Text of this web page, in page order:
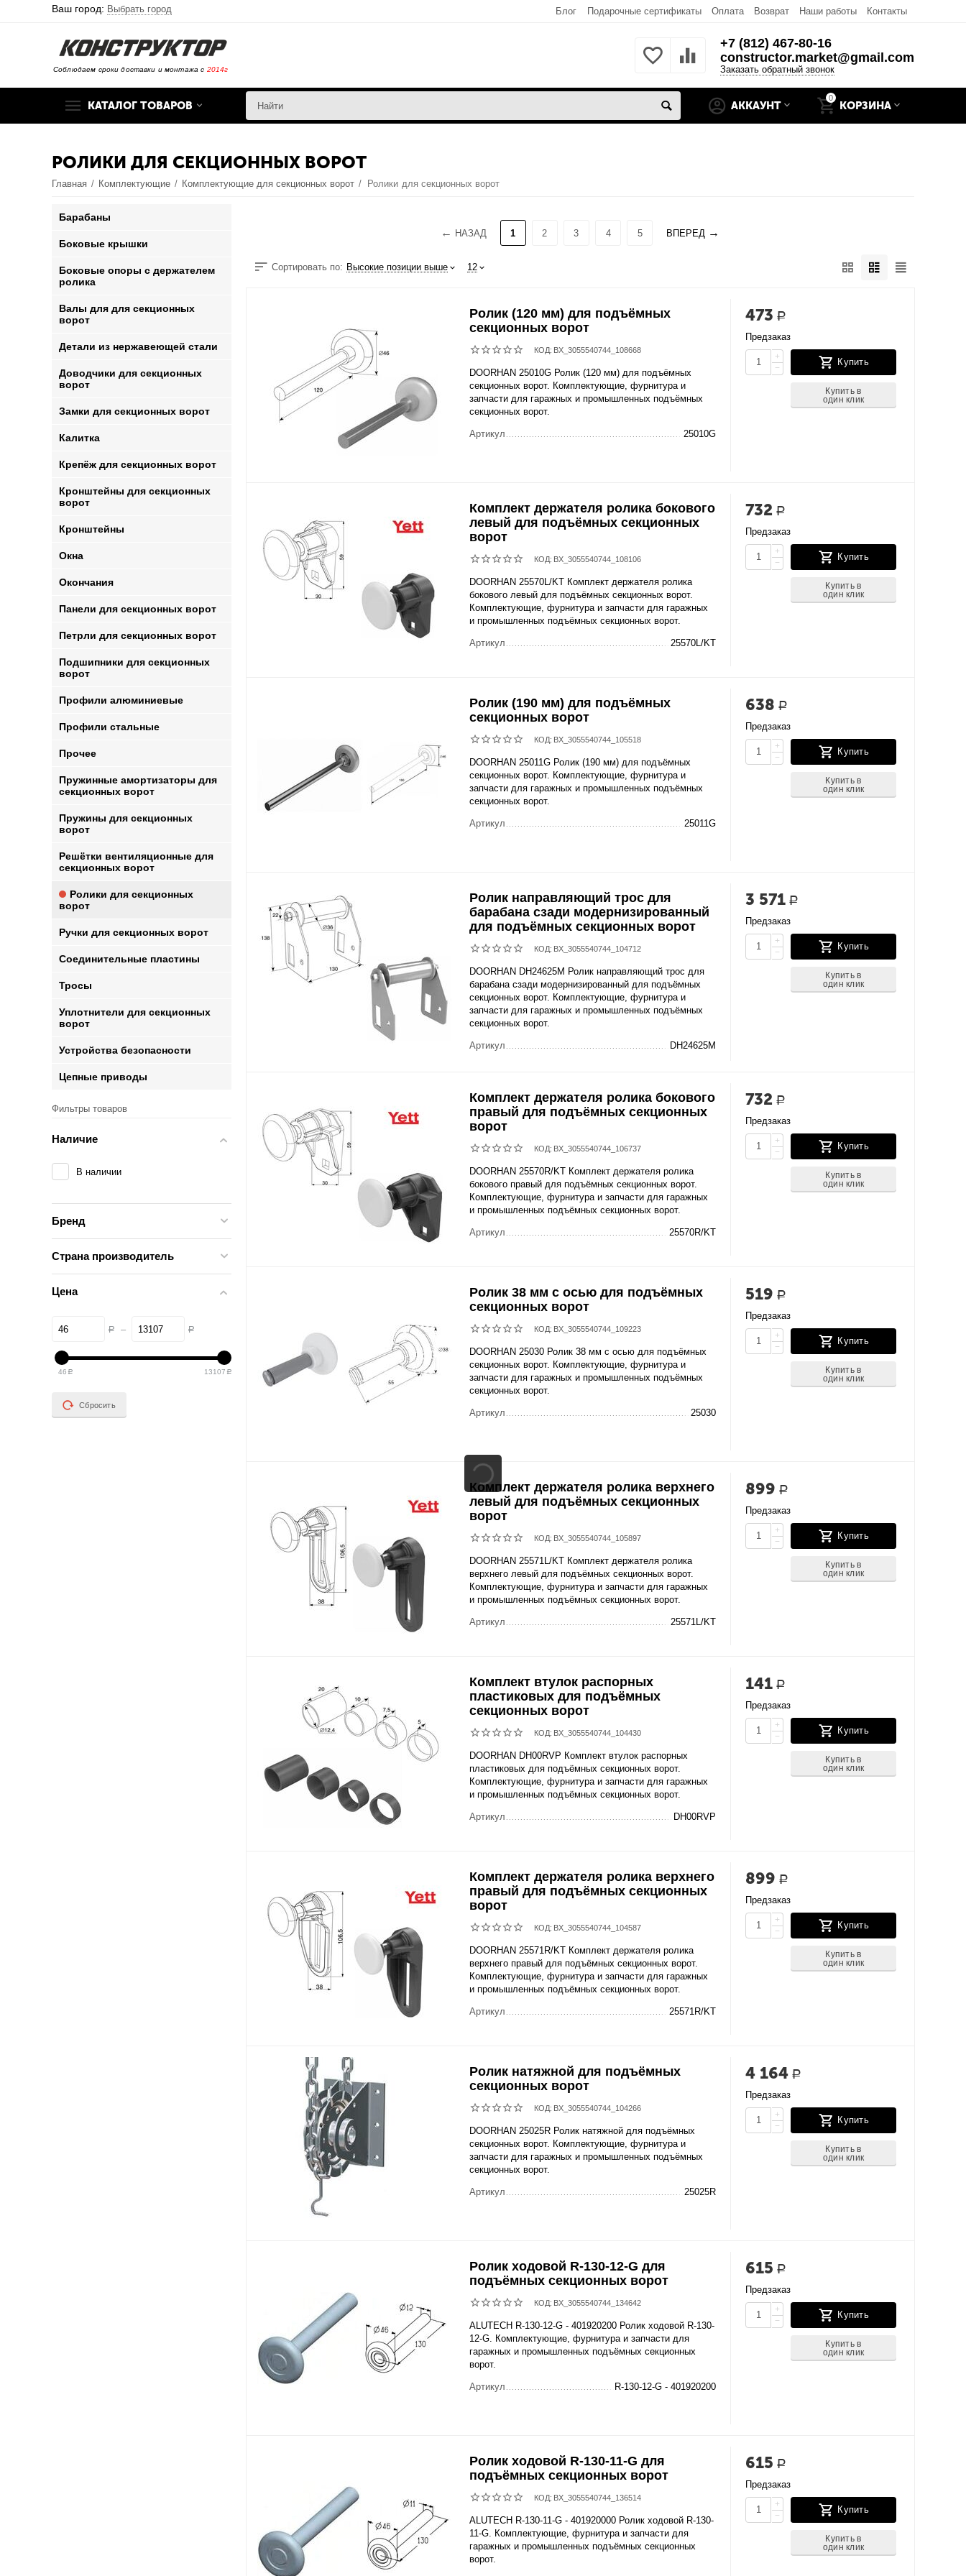
Ваш город: Выбрать город Блог Подарочные сертификаты Оплата Возврат Наши работы Контакты
Соблюдаем сроки доставки и монтажа с 2014г
+7 (812) 467-80-16
constructor.market@gmail.com
Заказать обратный звонок
КАТАЛОГ ТОВАРОВ
0
КОРЗИНА
АККАУНТ
РОЛИКИ ДЛЯ СЕКЦИОННЫХ ВОРОТ
Главная / Комплектующие / Комплектующие для секционных ворот / Ролики для секционных ворот
НАЗАД 1 2 3 4 5 ВПЕРЕД
Сортировать по: Высокие позиции выше 12
Ролик (120 мм) для подъёмных
секционных ворот
КОД: BX_3055540744_108668
DOORHAN 25010G Ролик (120 мм) для подъёмных
секционных ворот. Комплектующие, фурнитура и
запчасти для гаражных и промышленных подъёмных
секционных ворот.
Артикул 25010G
473 Р
Предзаказ
+
−
Купить
Купить в
один клик
Комплект держателя ролика бокового
левый для подъёмных секционных
ворот
КОД: BX_3055540744_108106
DOORHAN 25570L/KT Комплект держателя ролика
бокового левый для подъёмных секционных ворот.
Комплектующие, фурнитура и запчасти для гаражных
и промышленных подъёмных секционных ворот.
Артикул 25570L/KT
732 Р
Предзаказ
+
−
Купить
Купить в
один клик
Ролик (190 мм) для подъёмных
секционных ворот
КОД: BX_3055540744_105518
DOORHAN 25011G Ролик (190 мм) для подъёмных
секционных ворот. Комплектующие, фурнитура и
запчасти для гаражных и промышленных подъёмных
секционных ворот.
Артикул 25011G
638 Р
Предзаказ
+
−
Купить
Купить в
один клик
Ролик направляющий трос для
барабана сзади модернизированный
для подъёмных секционных ворот
КОД: BX_3055540744_104712
DOORHAN DH24625M Ролик направляющий трос для
барабана сзади модернизированный для подъёмных
секционных ворот. Комплектующие, фурнитура и
запчасти для гаражных и промышленных подъёмных
секционных ворот.
Артикул DH24625M
3 571 Р
Предзаказ
+
−
Купить
Купить в
один клик
Комплект держателя ролика бокового
правый для подъёмных секционных
ворот
КОД: BX_3055540744_106737
DOORHAN 25570R/KT Комплект держателя ролика
бокового правый для подъёмных секционных ворот.
Комплектующие, фурнитура и запчасти для гаражных
и промышленных подъёмных секционных ворот.
Артикул 25570R/KT
732 Р
Предзаказ
+
−
Купить
Купить в
один клик
Ролик 38 мм с осью для подъёмных
секционных ворот
КОД: BX_3055540744_109223
DOORHAN 25030 Ролик 38 мм с осью для подъёмных
секционных ворот. Комплектующие, фурнитура и
запчасти для гаражных и промышленных подъёмных
секционных ворот.
Артикул 25030
519 Р
Предзаказ
+
−
Купить
Купить в
один клик
Комплект держателя ролика верхнего
левый для подъёмных секционных
ворот
КОД: BX_3055540744_105897
DOORHAN 25571L/KT Комплект держателя ролика
верхнего левый для подъёмных секционных ворот.
Комплектующие, фурнитура и запчасти для гаражных
и промышленных подъёмных секционных ворот.
Артикул 25571L/KT
899 Р
Предзаказ
+
−
Купить
Купить в
один клик
Комплект втулок распорных
пластиковых для подъёмных
секционных ворот
КОД: BX_3055540744_104430
DOORHAN DH00RVP Комплект втулок распорных
пластиковых для подъёмных секционных ворот.
Комплектующие, фурнитура и запчасти для гаражных
и промышленных подъёмных секционных ворот.
Артикул DH00RVP
141 Р
Предзаказ
+
−
Купить
Купить в
один клик
Комплект держателя ролика верхнего
правый для подъёмных секционных
ворот
КОД: BX_3055540744_104587
DOORHAN 25571R/KT Комплект держателя ролика
верхнего правый для подъёмных секционных ворот.
Комплектующие, фурнитура и запчасти для гаражных
и промышленных подъёмных секционных ворот.
Артикул 25571R/KT
899 Р
Предзаказ
+
−
Купить
Купить в
один клик
Ролик натяжной для подъёмных
секционных ворот
КОД: BX_3055540744_104266
DOORHAN 25025R Ролик натяжной для подъёмных
секционных ворот. Комплектующие, фурнитура и
запчасти для гаражных и промышленных подъёмных
секционных ворот.
Артикул 25025R
4 164 Р
Предзаказ
+
−
Купить
Купить в
один клик
Ролик ходовой R-130-12-G для
подъёмных секционных ворот
КОД: BX_3055540744_134642
ALUTECH R-130-12-G - 401920200 Ролик ходовой R-130-
12-G. Комплектующие, фурнитура и запчасти для
гаражных и промышленных подъёмных секционных
ворот.
Артикул R-130-12-G - 401920200
615 Р
Предзаказ
+
−
Купить
Купить в
один клик
Ролик ходовой R-130-11-G для
подъёмных секционных ворот
КОД: BX_3055540744_136514
ALUTECH R-130-11-G - 401920000 Ролик ходовой R-130-
11-G. Комплектующие, фурнитура и запчасти для
гаражных и промышленных подъёмных секционных
ворот.
615 Р
Предзаказ
+
−
Купить
Купить в
один клик
Барабаны
Боковые крышки
Боковые опоры с держателем
ролика
Валы для для секционных
ворот
Детали из нержавеющей стали
Доводчики для секционных
ворот
Замки для секционных ворот
Калитка
Крепёж для секционных ворот
Кронштейны для секционных
ворот
Кронштейны
Окна
Окончания
Панели для секционных ворот
Петрли для секционных ворот
Подшипники для секционных
ворот
Профили алюминиевые
Профили стальные
Прочее
Пружинные амортизаторы для
секционных ворот
Пружины для секционных
ворот
Решётки вентиляционные для
секционных ворот
Ролики для секционных
ворот
Ручки для секционных ворот
Соединительные пластины
Тросы
Уплотнители для секционных
ворот
Устройства безопасности
Цепные приводы
Фильтры товаров
Наличие
В наличии
Бренд
Страна производитель
Цена
Р – Р
46 Р 13107 Р
Сбросить